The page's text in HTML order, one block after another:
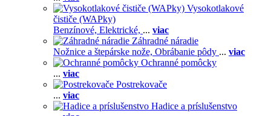
Vysokotlakové
čističe (WAPky)
Benzínové, Elektrické, ... viac
Záhradné náradie
Nožnice a štepárske nože, Obrábanie pôdy ... viac
Ochranné pomôcky
... viac
Postrekovače
... viac
Hadice a príslušenstvo